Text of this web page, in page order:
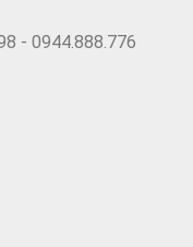
- 0944.888.776